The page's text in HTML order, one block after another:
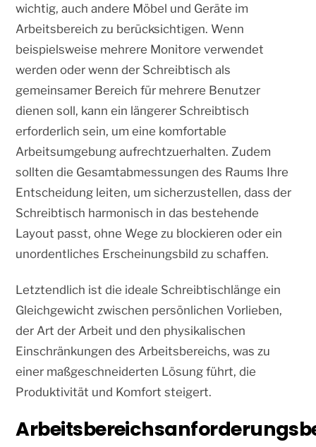
wichtig, auch andere Möbel und Geräte im
Arbeitsbereich zu berücksichtigen. Wenn
beispielsweise mehrere Monitore verwendet
werden oder wenn der Schreibtisch als
gemeinsamer Bereich für mehrere Benutzer
dienen soll, kann ein längerer Schreibtisch
erforderlich sein, um eine komfortable
Arbeitsumgebung aufrechtzuerhalten. Zudem
sollten die Gesamtabmessungen des Raums Ihre
Entscheidung leiten, um sicherzustellen, dass der
Schreibtisch harmonisch in das bestehende
Layout passt, ohne Wege zu blockieren oder ein
unordentliches Erscheinungsbild zu schaffen.
Letztendlich ist die ideale Schreibtischlänge ein
Gleichgewicht zwischen persönlichen Vorlieben,
der Art der Arbeit und den physikalischen
Einschränkungen des Arbeitsbereichs, was zu
einer maßgeschneiderten Lösung führt, die
Produktivität und Komfort steigert.